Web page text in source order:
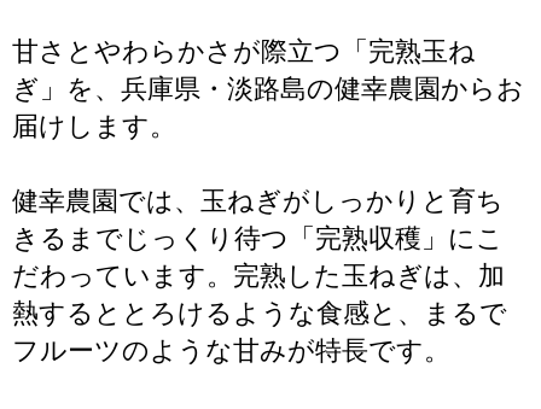
甘さとやわらかさが際立つ「完熟玉ね
ぎ」を、兵庫県・淡路島の健幸農園からお
届けします。
健幸農園では、玉ねぎがしっかりと育ち
きるまでじっくり待つ「完熟収穫」にこ
だわっています。完熟した玉ねぎは、加
熱するととろけるような食感と、まるで
フルーツのような甘みが特長です。